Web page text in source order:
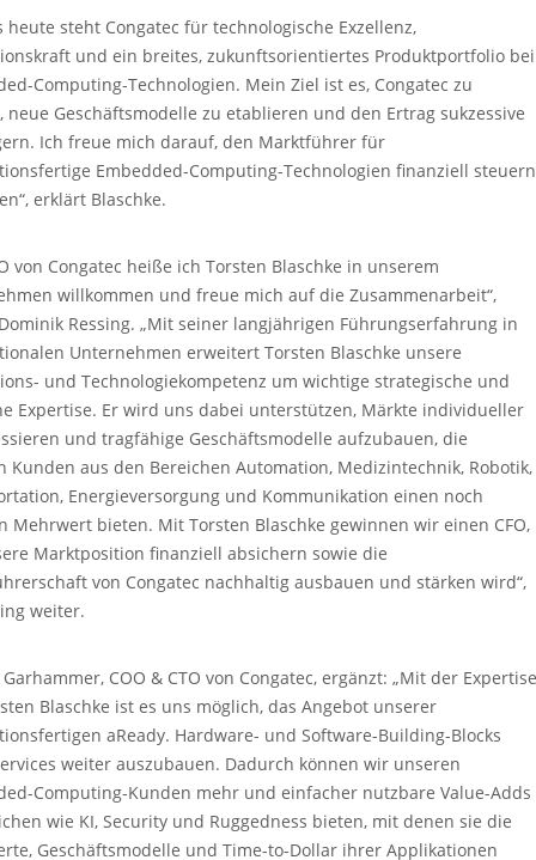
heute steht Congatec für technologische Exzellenz,
und ein breites, zukunftsorientiertes Produktportfolio bei
Computing-Technologien. Mein Ziel ist es, Congatec zu
neue Geschäftsmodelle zu etablieren und den Ertrag sukzessive
Ich freue mich darauf, den Marktführer für
Embedded-Computing-Technologien finanziell steuern
erklärt Blaschke.
von Congatec heiße ich Torsten Blaschke in unserem
willkommen und freue mich auf die Zusammenarbeit“,
Ressing. „Mit seiner langjährigen Führungserfahrung in
Unternehmen erweitert Torsten Blaschke unsere
und Technologiekompetenz um wichtige strategische und
Expertise. Er wird uns dabei unterstützen, Märkte individueller
und tragfähige Geschäftsmodelle aufzubauen, die
Kunden aus den Bereichen Automation, Medizintechnik, Robotik,
Energieversorgung und Kommunikation einen noch
Mehrwert bieten. Mit Torsten Blaschke gewinnen wir einen CFO,
Marktposition finanziell absichern sowie die
von Congatec nachhaltig ausbauen und stärken wird“,
weiter.
COO & CTO von Congatec, ergänzt: „Mit der Expertise
Blaschke ist es uns möglich, das Angebot unserer
aReady. Hardware- und Software-Building-Blocks
weiter auszubauen. Dadurch können wir unseren
Computing-Kunden mehr und einfacher nutzbare Value-Adds
wie KI, Security und Ruggedness bieten, mit denen sie die
Geschäftsmodelle und Time-to-Dollar ihrer Applikationen